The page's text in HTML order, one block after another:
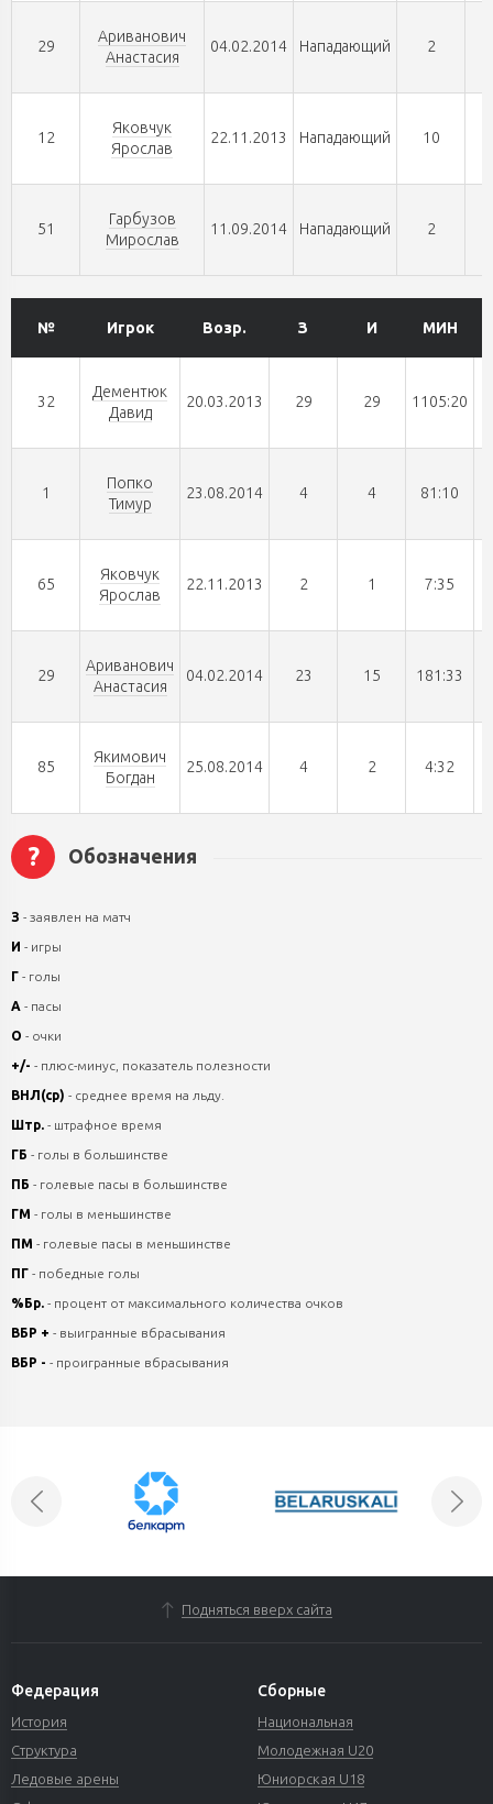
29
Ариванович
Анастасия
04.02.2014 Нападающий 2
12
Яковчук
Ярослав
22.11.2013 Нападающий 10
51
Гарбузов
Мирослав
11.09.2014 Нападающий 2
№ Игрок Возр. З И МИН
32
Дементюк
Давид
20.03.2013 29 29 1105:20
1
Попко
Тимур
23.08.2014 4 4 81:10
65
Яковчук
Ярослав
22.11.2013 2 1 7:35
29
Ариванович
Анастасия
04.02.2014 23 15 181:33
85
Якимович
Богдан
25.08.2014 4 2 4:32
? Обозначения
З - заявлен на матч
И - игры
Г - голы
А - пасы
О - очки
+/- - плюс-минус, показатель полезности
ВНЛ(ср) - среднее время на льду.
Штр. - штрафное время
ГБ - голы в большинстве
ПБ - голевые пасы в большинстве
ГМ - голы в меньшинстве
ПМ - голевые пасы в меньшинстве
ПГ - победные голы
%Бр. - процент от максимального количества очков
ВБР + - выигранные вбрасывания
ВБР - - проигранные вбрасывания
Подняться вверх сайта
Федерация
История
Структура
Ледовые арены
Сборные
Национальная
Молодежная U20
Юниорская U18